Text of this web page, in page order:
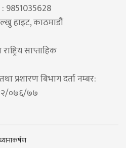
9851035628
हाइट, काठमाडौं
साप्ताहिक
प्रशारण बिभाग दर्ता नम्बर:
०७६/७७